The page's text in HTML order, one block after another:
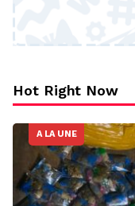
Hot Right Now
A LA UNE